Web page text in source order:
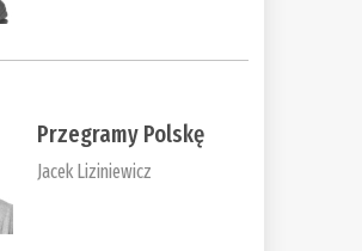
Przegramy Polskę
Jacek Liziniewicz